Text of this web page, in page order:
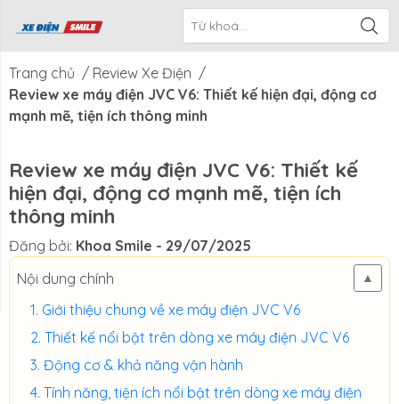
Xe Điện
Smile
CTKM Tháng Blog
Trang chủ / Review Xe Điện /
Review xe máy điện JVC V6: Thiết kế hiện đại, động cơ
mạnh mẽ, tiện ích thông minh
Review xe máy điện JVC V6: Thiết kế
hiện đại, động cơ mạnh mẽ, tiện ích
thông minh
Đăng bởi: Khoa Smile - 29/07/2025
Nội dung chính
▲
Giới thiệu chung về xe máy điện JVC V6
Thiết kế nổi bật trên dòng xe máy điện JVC V6
Động cơ & khả năng vận hành
Tính năng, tiện ích nổi bật trên dòng xe máy điện